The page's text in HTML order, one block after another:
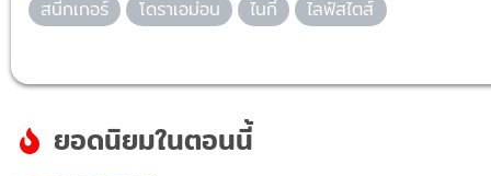
สนีกเกอร์
โดราเอม่อน ไนกี้ ไลฟ์สไตส์
ยอดนิยมในตอนนี้